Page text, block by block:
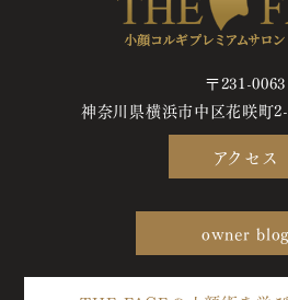
〒231-0063
神奈川県横浜市中区花咲町
アクセス
owner blog